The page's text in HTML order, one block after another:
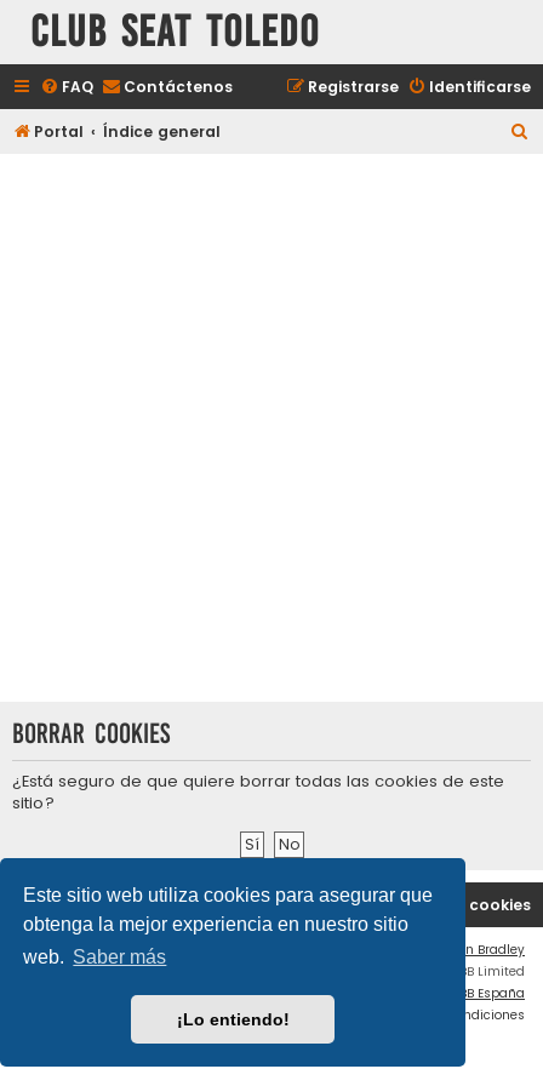
Este sitio web utiliza cookies para asegurar que
obtenga la mejor experiencia en nuestro sitio
web. Saber más
¡Lo entiendo!
Club Seat Toledo
FAQ Contáctenos Identificarse
Registrarse
Portal Índice general
Borrar cookies
¿Está seguro de que quiere borrar todas las cookies de este
sitio?
Portal Índice general Borrar cookies
Contáctenos
Ian Bradley
Desarrollado por
® Forum Software © phpBB Limited
Traducción al español por
phpBB España
Condiciones